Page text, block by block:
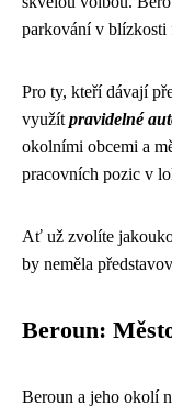
parkování v blízkosti
Pro ty, kteří dávají
využít pravidelné
okolními obcemi a
pracovních pozic v
Ať už zvolíte
by neměla
Beroun:
Beroun a jeho okolí